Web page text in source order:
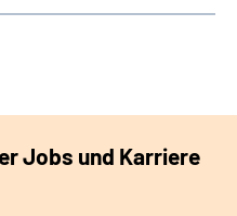
Jobs und Karriere